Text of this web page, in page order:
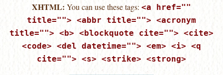
XHTML: You can use these tags: <a href=""
title=""> <abbr title=""> <acronym
title=""> <b> <blockquote cite=""> <cite>
<code> <del datetime=""> <em> <i> <q
cite=""> <s> <strike> <strong>